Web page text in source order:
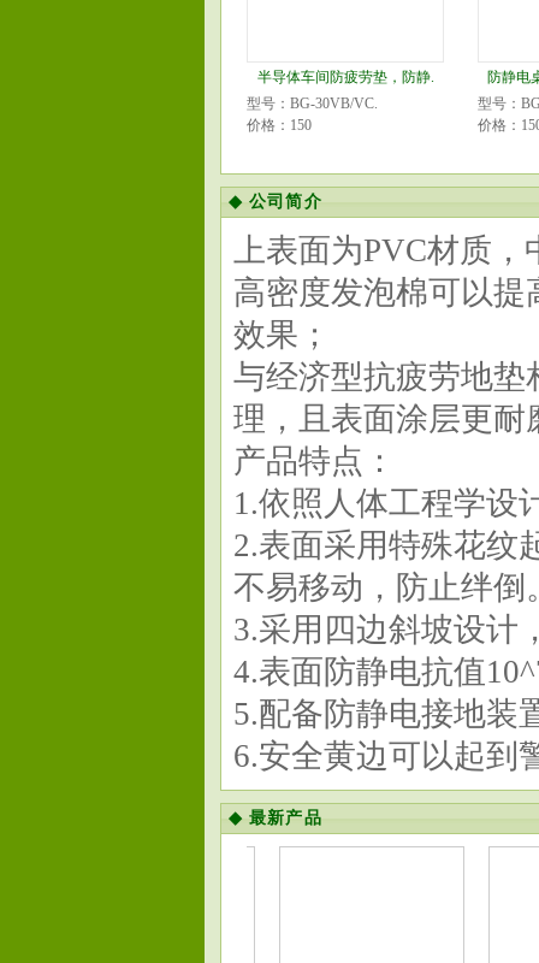
半导体车间防疲劳垫，防静.
型号：BG-30VB/VC.
价格：150
防静电
型号：
价格：
◆ 公司简介
上表面为PVC材质
高密度发泡棉可以
效果；
与经济型抗疲劳地垫
理，且表面涂层更耐
产品特点：
1.依照人体工程学设
2.表面采用特殊花纹
不易移动，防止绊倒
3.采用四边斜坡设计
4.表面防静电抗值
5.配备防静电接地装
6.安全黄边可以起到
◆ 最新产品